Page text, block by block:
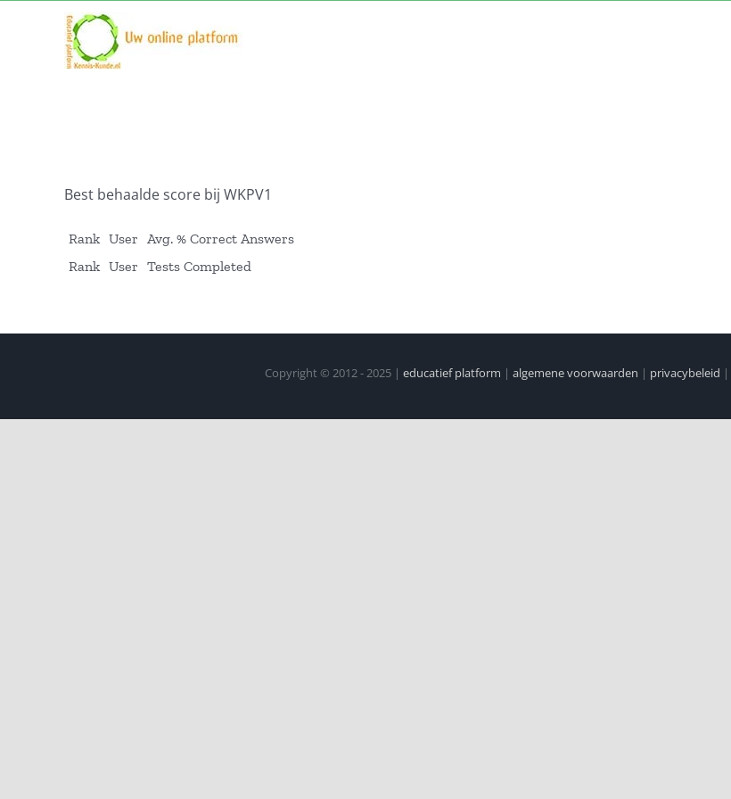
Best behaalde score bij WKPV1
Rank User Avg. % Correct Answers
Rank User Tests Completed
Copyright © 2012 - 2025 | educatief platform | algemene voorwaarden | privacybeleid |